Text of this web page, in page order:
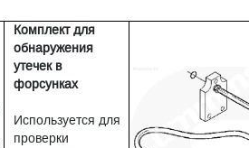
Комплект для
обнаружения
утечек в
форсунках
Используется для
проверки